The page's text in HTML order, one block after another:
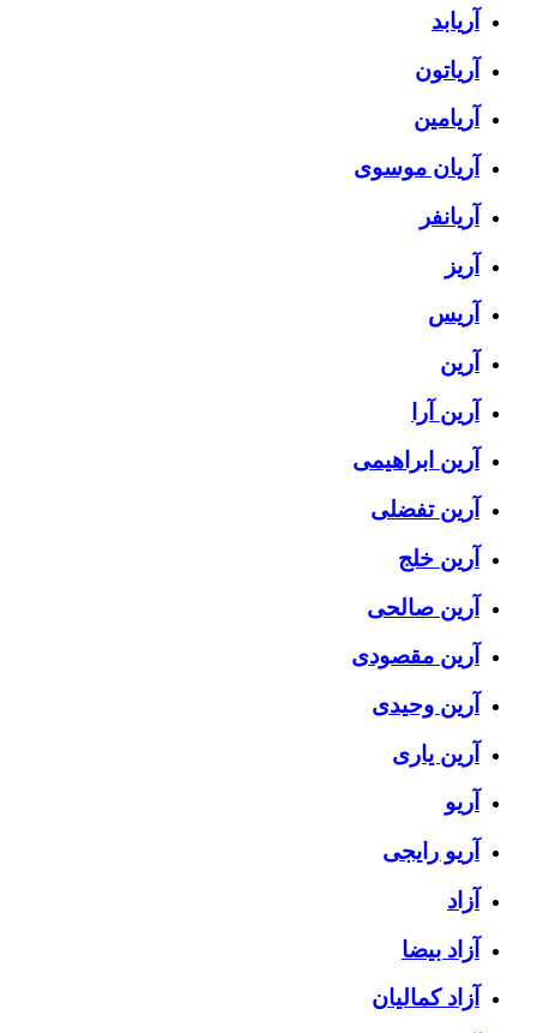
آریابد
آریاتون
آریامین
آریان موسوی
آریانفر
آریز
آریس
آرین
آرین آرا
آرین ابراهیمی
آرین تفضلی
آرین خلج
آرین صالحی
آرین مقصودی
آرین وحیدی
آرین یاری
آریو
آریو رایجی
آزاد
آزاد بیضا
آزاد کمالیان